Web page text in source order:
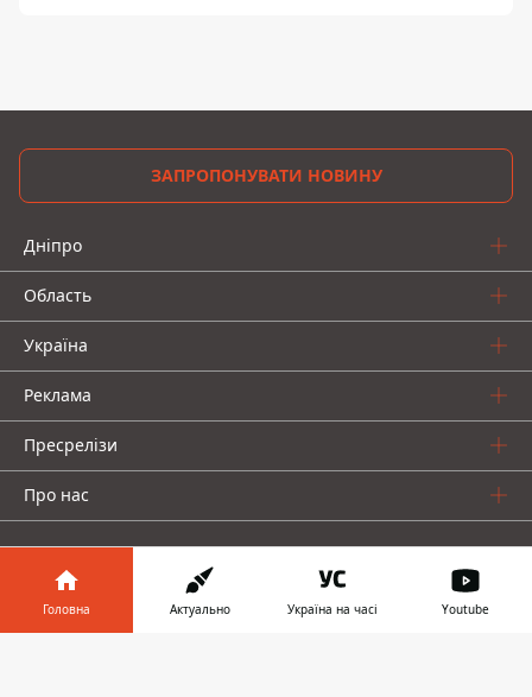
ЗАПРОПОНУВАТИ НОВИНУ
Дніпро
Область
Україна
Реклама
Пресрелізи
Про нас
Головна Актуально Україна на часі Youtube